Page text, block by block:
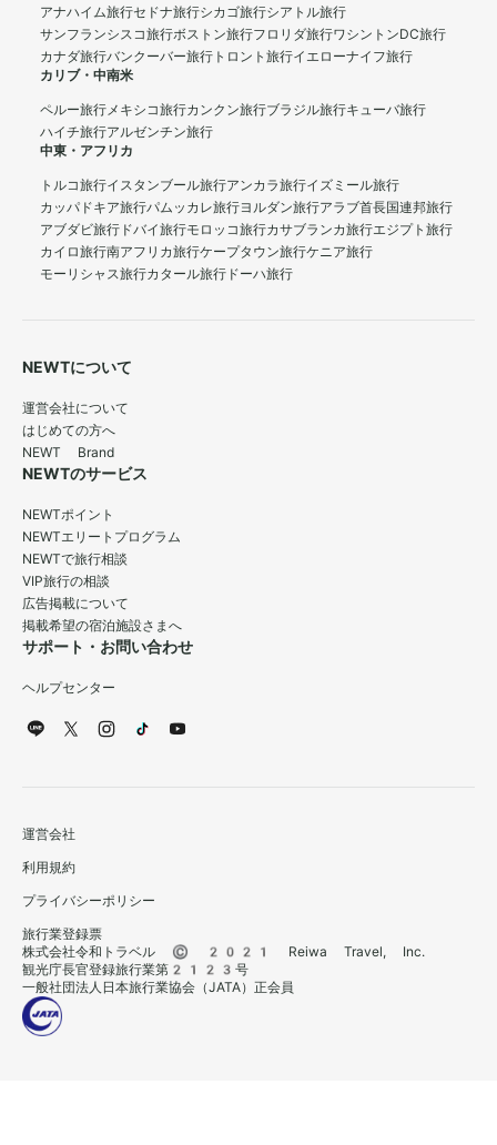
アナハイム旅行セドナ旅行シカゴ旅行シアトル旅行
サンフランシスコ旅行ボストン旅行フロリダ旅行ワシントンDC旅行
カナダ旅行バンクーバー旅行 トロント旅行イエローナイフ旅行
カリブ・中南米
ペルー旅行メキシコ旅行カンクン旅行ブラジル旅行キューバ旅行
ハイチ旅行アルゼンチン旅行
中東・アフリカ
トルコ旅行イスタンブール旅行アンカラ旅行イズミール旅行
カッパドキア旅行パムッカレ旅行ヨルダン旅行アラブ首長国連邦旅行
アブダビ旅行 ドバイ旅行モロッコ旅行カサブランカ旅行エジプト旅行
カイロ旅行南アフリカ旅行ケープタウン旅行ケニア旅行
モーリシャス旅行カタール旅行 ドーハ旅行
NEWTについて
運営会社について
はじめての方へ
NEWT Brand
NEWTのサービス
NEWTポイント
NEWTエリートプログラム
NEWTで旅行相談
VIP旅行の相談
広告掲載について
掲載希望の宿泊施設さまへ
サポート・お問い合わせ
ヘルプセンター
運営会社
利用規約
プライバシーポリシー
旅行業登録票
株式会社令和トラベル © 2021 Reiwa Travel, Inc.
観光庁長官登録旅行業第2123号
一般社団法人日本旅行業協会（JATA）正会員